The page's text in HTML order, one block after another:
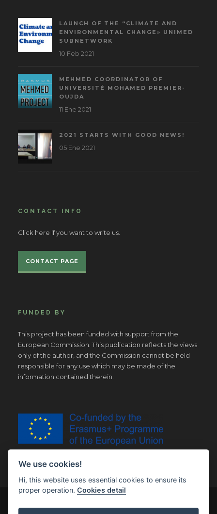
LAUNCH OF THE “CLIMATE AND
ENVIRONMENTAL CHANGE» UNIMED
SUBNETWORK
10 Feb 2021
MEHMED COORDINATOR OF
UNIVERSITÉ MOHAMED PREMIER-
OUJDA
11 Ene 2021
2021 STARTS WITH GOOD NEWS!
05 Ene 2021
CONTACT INFO
Click here if you want to write us.
CONTACT PAGE
FUNDED BY
This project has been funded with support from the
European Commission. This publication reflects the views
only of the author, and the Commission cannot be held
responsible for any use which may be made of the
information contained therein.
We use cookies!
Hi, this website uses essential cookies to ensure its
proper operation.Cookies detail